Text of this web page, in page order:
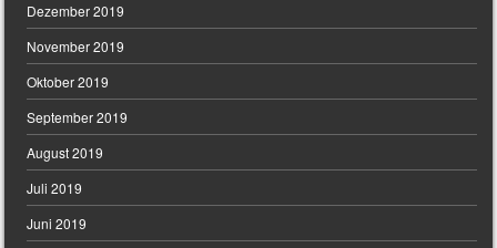
Dezember 2019
November 2019
Oktober 2019
September 2019
August 2019
Juli 2019
Juni 2019